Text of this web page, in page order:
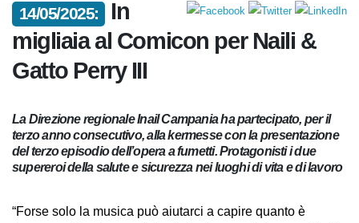
14/05/2025:
In
migliaia al Comicon per Naili &
Gatto Perry III
La Direzione regionale Inail Campania ha partecipato, per il
terzo anno consecutivo, alla kermesse con la presentazione
del terzo episodio dell’opera a fumetti. Protagonisti i due
supereroi della salute e sicurezza nei luoghi di vita e di